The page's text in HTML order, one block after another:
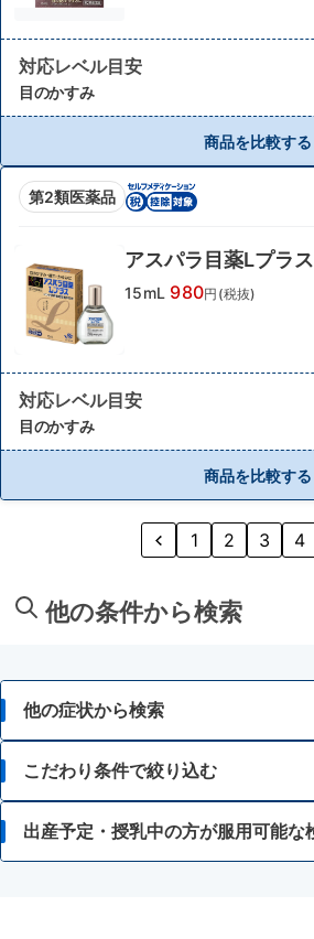
対応レベル目安
目のかすみ
商品を比較する
第2類医薬品
アスパラ目薬Lプラス
15mL 980円(税抜)
対応レベル目安
目のかすみ
商品を比較する
1 2 3 4
他の条件から検索
他の症状から検索
目の疲れ
結膜充血
目のかすみ
こだわり条件で絞り込む
15歳未満